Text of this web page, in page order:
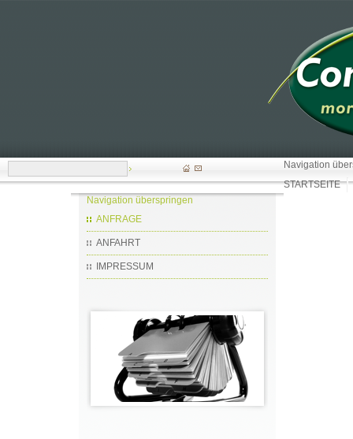
Navigation
STARTSEITE
Navigation überspringen
ANFRAGE
ANFAHRT
IMPRESSUM